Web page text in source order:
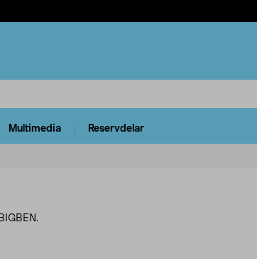
Multimedia Reservdelar